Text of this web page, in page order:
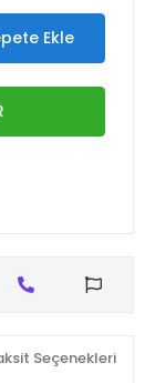
Ekle
Seçenekleri